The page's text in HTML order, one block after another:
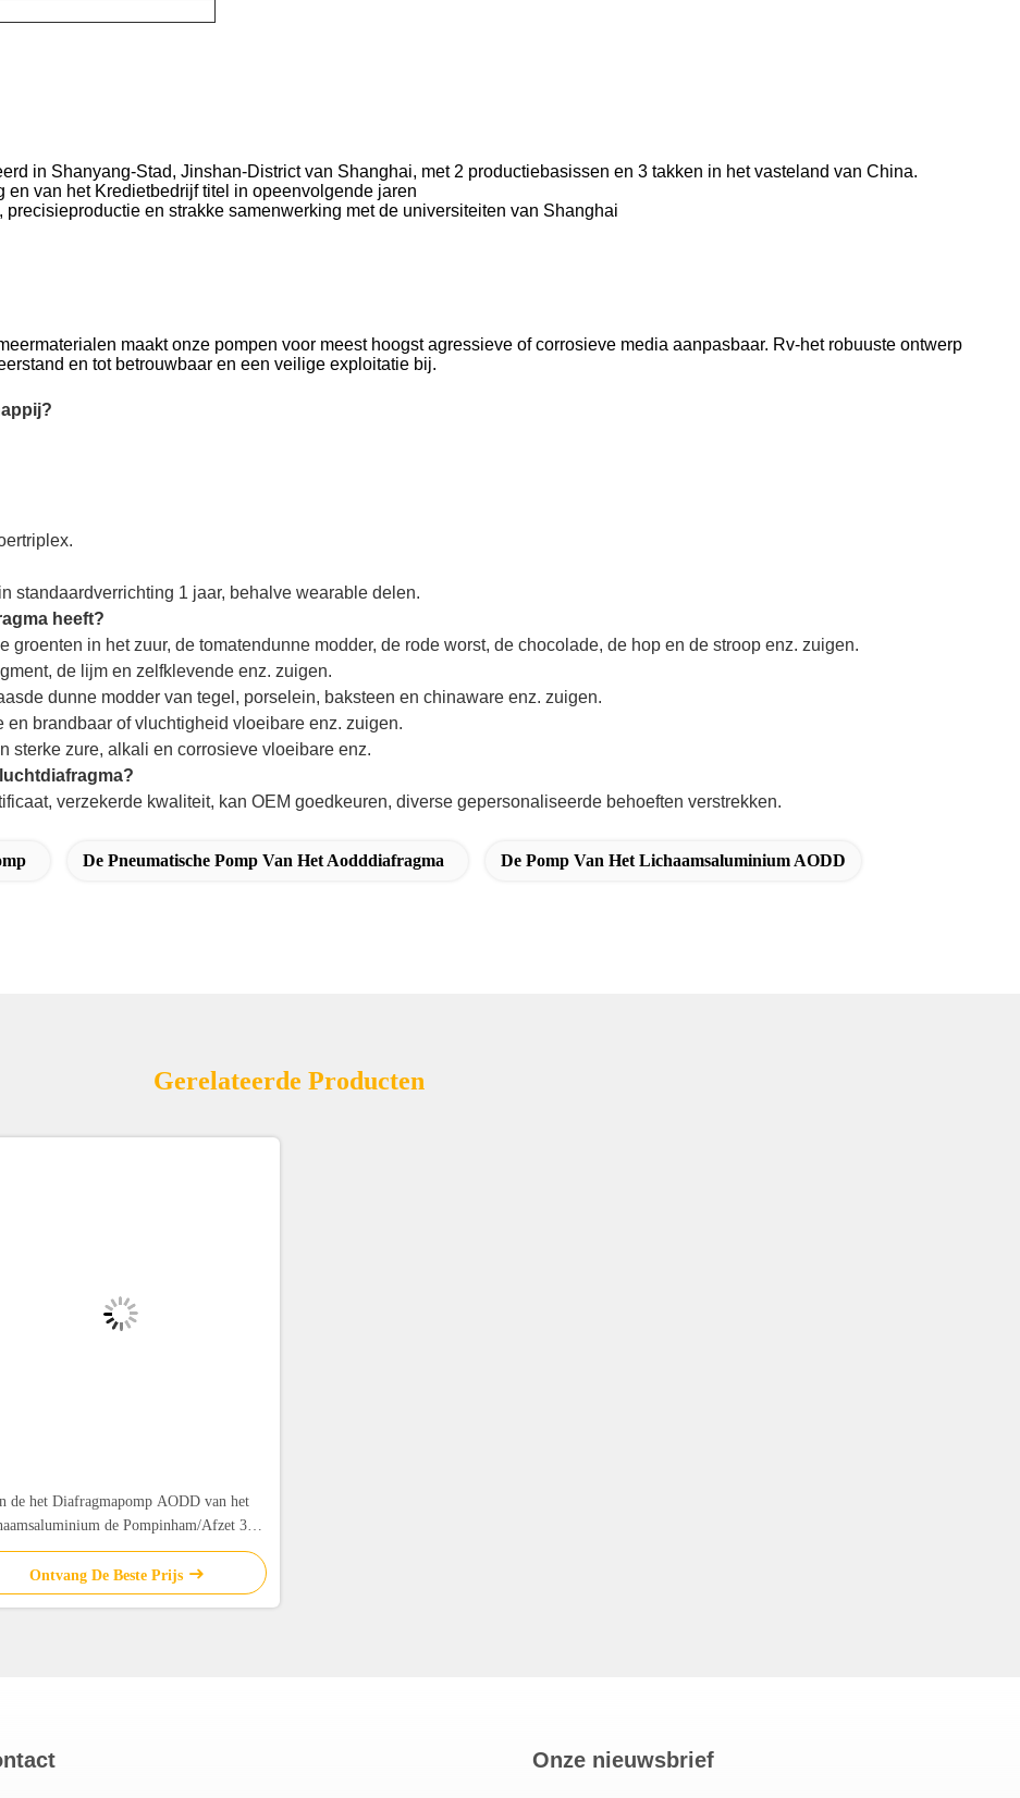
in Shanyang-Stad, Jinshan-District van Shanghai, met 2 productiebasissen en 3 takken in het vasteland van China.
van het Kredietbedrijf titel in opeenvolgende jaren
en strakke samenwerking met de universiteiten van Shanghai
maakt onze pompen voor meest hoogst agressieve of corrosieve media aanpasbaar. Rv-het robuuste ontwerp
en tot betrouwbaar en een veilige exploitatie bij.
standaardverrichting 1 jaar, behalve wearable delen.
heeft?
in het zuur, de tomatendunne modder, de rode worst, de chocolade, de hop en de stroop enz. zuigen.
de lijm en zelfklevende enz. zuigen.
dunne modder van tegel, porselein, baksteen en chinaware enz. zuigen.
brandbaar of vluchtigheid vloeibare enz. zuigen.
sterke zure, alkali en corrosieve vloeibare enz.
verzekerde kwaliteit, kan OEM goedkeuren, diverse gepersonaliseerde behoeften verstrekken.
De Pneumatische Pomp Van Het Aodddiafragma De Pomp Van Het Lichaamsaluminium AODD
Gerelateerde Producten
de het Diafragmapomp AODD van het
de Pompinham/Afzet 3“
1022 Lpm
Ontvang De Beste Prijs
Onze nieuwsbrief